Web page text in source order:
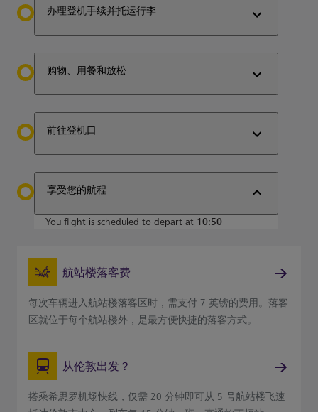
办理登机手续并托运行李
购物、用餐和放松
前往登机口
享受您的航程
You flight is scheduled to depart at 10:50
航站楼落客费
每次车辆进入航站楼落客区时，需支付 7 英镑的费用。落客
区就位于每个航站楼外，是最方便快捷的落客方式。
从伦敦出发？
搭乘希思罗机场快线，仅需 20 分钟即可从 5 号航站楼飞速